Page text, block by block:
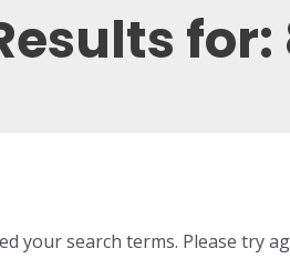
for:
your search terms. Please try